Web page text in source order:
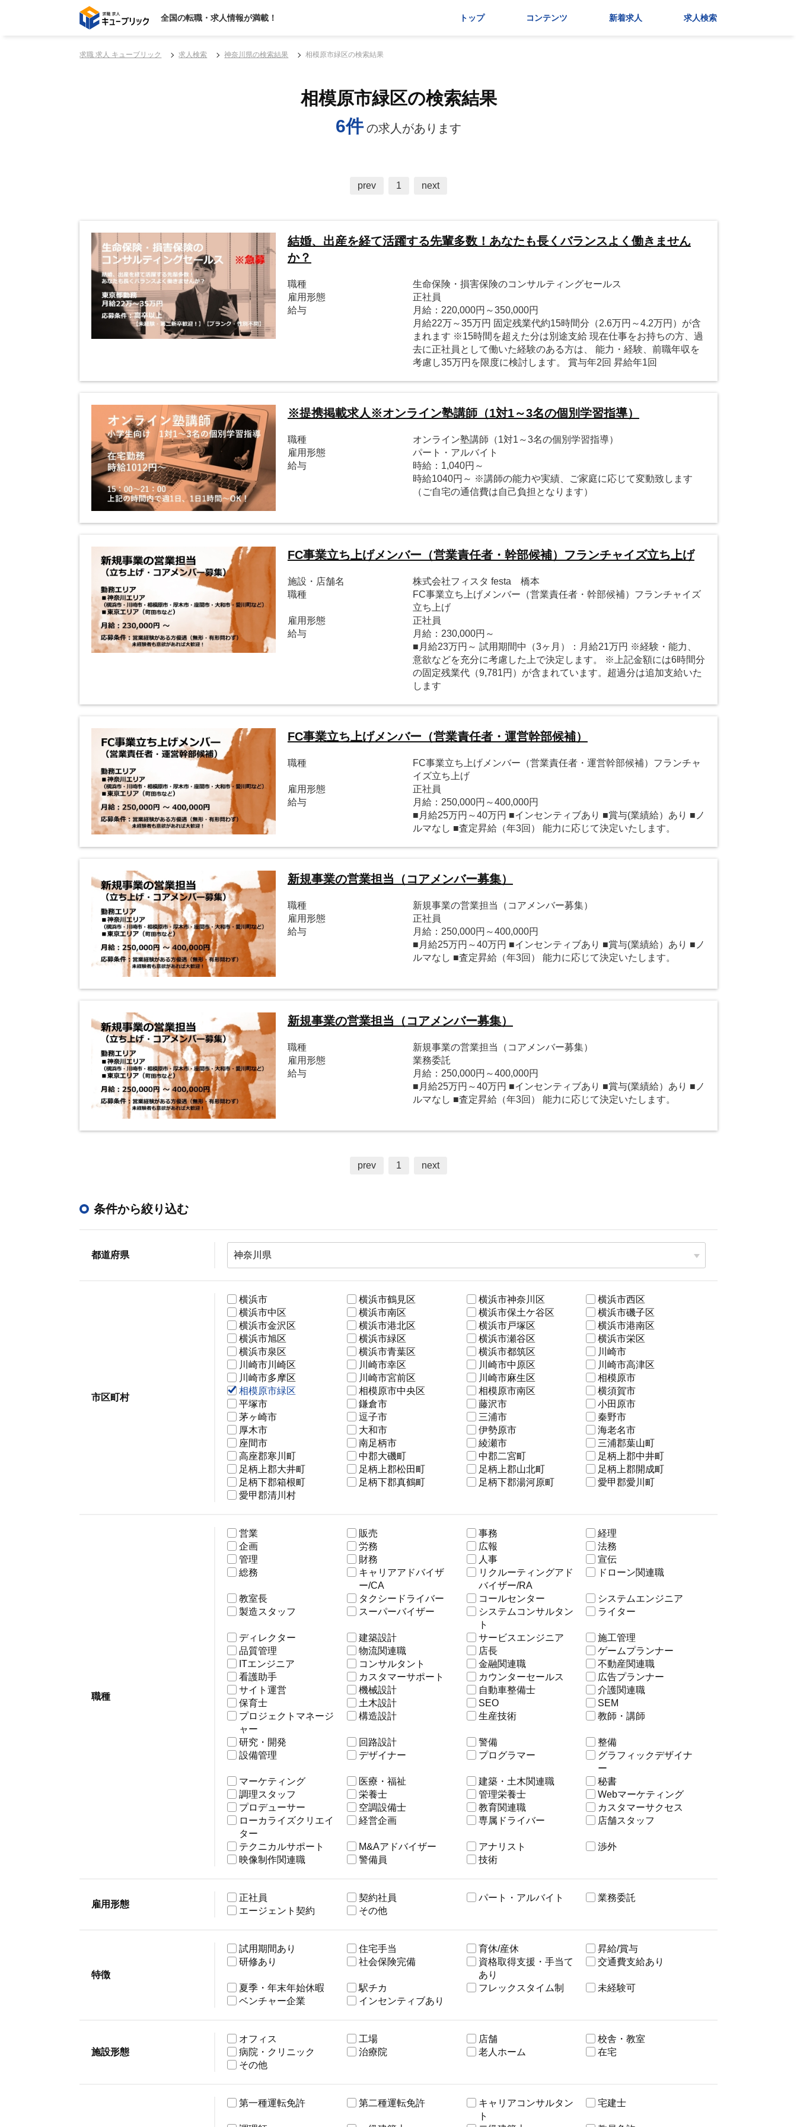
全国の転職・求人情報が満載！ トップ コンテンツ 新着求人 求人検索
求職 求人 キューブリック 求人検索 神奈川県の検索結果 相模原市緑区の検索結果
相模原市緑区の検索結果
6件 の求人があります
prev 1 next
結婚、出産を経て活躍する先輩多数！あなたも長くバランスよく働きません
か？
職種
生命保険・損害保険のコンサルティングセールス
雇用形態
正社員
給与
月給：220,000円～350,000円
月給22万～35万円 固定残業代約15時間分（2.6万円～4.2万円）が含
まれます ※15時間を超えた分は別途支給 現在仕事をお持ちの方、過
去に正社員として働いた経験のある方は、 能力・経験、前職年収を
考慮し35万円を限度に検討します。 賞与年2回 昇給年1回
※提携掲載求人※オンライン塾講師（1対1～3名の個別学習指導）
職種
オンライン塾講師（1対1～3名の個別学習指導）
雇用形態
パート・アルバイト
給与
時給：1,040円～
時給1040円～ ※講師の能力や実績、ご家庭に応じて変動致します
（ご自宅の通信費は自己負担となります）
FC事業立ち上げメンバー（営業責任者・幹部候補）フランチャイズ立ち上げ
施設・店舗名
株式会社フィスタ festa 橋本
職種
FC事業立ち上げメンバー（営業責任者・幹部候補）フランチャイズ
立ち上げ
雇用形態
正社員
給与
月給：230,000円～
■月給23万円～ 試用期間中（3ヶ月）：月給21万円 ※経験・能力、
意欲などを充分に考慮した上で決定します。 ※上記金額には6時間分
の固定残業代（9,781円）が含まれています。超過分は追加支給いた
します
FC事業立ち上げメンバー（営業責任者・運営幹部候補）
職種
FC事業立ち上げメンバー（営業責任者・運営幹部候補）フランチャ
イズ立ち上げ
雇用形態
正社員
給与
月給：250,000円～400,000円
■月給25万円～40万円 ■インセンティブあり ■賞与(業績給）あり ■ノ
ルマなし ■査定昇給（年3回） 能力に応じて決定いたします。
新規事業の営業担当（コアメンバー募集）
職種
新規事業の営業担当（コアメンバー募集）
雇用形態
正社員
給与
月給：250,000円～400,000円
■月給25万円～40万円 ■インセンティブあり ■賞与(業績給）あり ■ノ
ルマなし ■査定昇給（年3回） 能力に応じて決定いたします。
新規事業の営業担当（コアメンバー募集）
職種
新規事業の営業担当（コアメンバー募集）
雇用形態
業務委託
給与
月給：250,000円～400,000円
■月給25万円～40万円 ■インセンティブあり ■賞与(業績給）あり ■ノ
ルマなし ■査定昇給（年3回） 能力に応じて決定いたします。
prev 1 next
条件から絞り込む
都道府県
市区町村
横浜市 横浜市鶴見区 横浜市神奈川区
横浜市西区
横浜市中区
横浜市南区 横浜市保土ケ谷区
横浜市磯子区
横浜市金沢区
横浜市港北区 横浜市戸塚区
横浜市港南区
横浜市旭区
横浜市緑区 横浜市瀬谷区
横浜市栄区
横浜市泉区
横浜市青葉区 横浜市都筑区
川崎市
川崎市川崎区
川崎市幸区 川崎市中原区
川崎市高津区
川崎市多摩区
川崎市宮前区 川崎市麻生区
相模原市
相模原市緑区
相模原市中央区 相模原市南区
横須賀市
平塚市
鎌倉市 藤沢市
小田原市
茅ヶ崎市
逗子市 三浦市
秦野市
厚木市
大和市 伊勢原市
海老名市
座間市
南足柄市 綾瀬市
三浦郡葉山町
高座郡寒川町
中郡大磯町 中郡二宮町
足柄上郡中井町
足柄上郡大井町
足柄上郡松田町 足柄上郡山北町
足柄上郡開成町
足柄下郡箱根町
足柄下郡真鶴町 足柄下郡湯河原町
愛甲郡愛川町
愛甲郡清川村
職種
営業 販売 事務
経理
企画
労務 広報
法務
管理
財務 人事
宣伝
総務
キャリアアドバイザ
ー/CA
リクルーティングアド
バイザー/RA
ドローン関連職
教室長 タクシードライバー コールセンター
システムエンジニア
製造スタッフ
スーパーバイザー
システムコンサルタン
ト
ライター
ディレクター 建築設計 サービスエンジニア
施工管理
品質管理
物流関連職 店長
ゲームプランナー
ITエンジニア
コンサルタント 金融関連職
不動産関連職
看護助手
カスタマーサポート カウンターセールス
広告プランナー
サイト運営
機械設計 自動車整備士
介護関連職
保育士
土木設計 SEO
SEM
プロジェクトマネージ
ャー
構造設計 生産技術 教師・講師
研究・開発 回路設計 警備
整備
設備管理
デザイナー プログラマー
グラフィックデザイナ
ー
マーケティング
医療・福祉 建築・土木関連職
秘書
調理スタッフ
栄養士 管理栄養士
Webマーケティング
プロデューサー
空調設備士 教育関連職
カスタマーサクセス
ローカライズクリエイ
ター
経営企画 専属ドライバー 店舗スタッフ
テクニカルサポート M&Aアドバイザー アナリスト
渉外
映像制作関連職
警備員 技術
雇用形態
正社員 契約社員 パート・アルバイト
業務委託
エージェント契約
その他
特徴
試用期間あり 住宅手当 育休/産休
昇給/賞与
研修あり
社会保険完備
資格取得支援・手当て
あり
交通費支給あり
夏季・年末年始休暇 駅チカ フレックスタイム制
未経験可
ベンチャー企業
インセンティブあり
施設形態
オフィス 工場 店舗
校舎・教室
病院・クリニック
治療院 老人ホーム
在宅
その他
第一種運転免許 第二種運転免許
キャリアコンサルタン
ト
宅建士